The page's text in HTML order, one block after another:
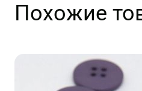
Похожие